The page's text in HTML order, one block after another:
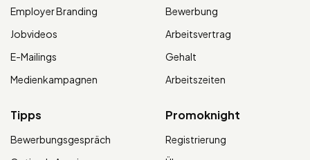
Employer Branding
Jobvideos
E-Mailings
Medienkampagnen
Bewerbung
Arbeitsvertrag
Gehalt
Arbeitszeiten
Tipps
Bewerbungsgespräch
Promoknight
Registrierung